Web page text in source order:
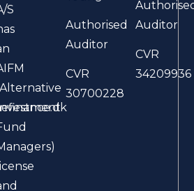
S
license
Authorised
Auditor
CVR
30700228
Auditor
CVR
34209936